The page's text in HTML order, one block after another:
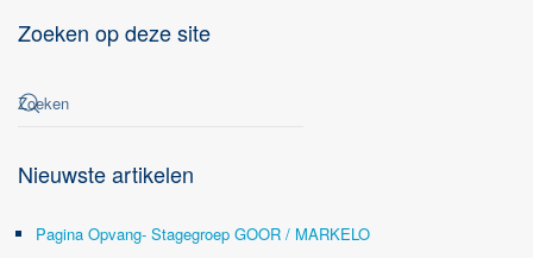
Zoeken op deze site
Nieuwste artikelen
Pagina Opvang- Stagegroep GOOR / MARKELO